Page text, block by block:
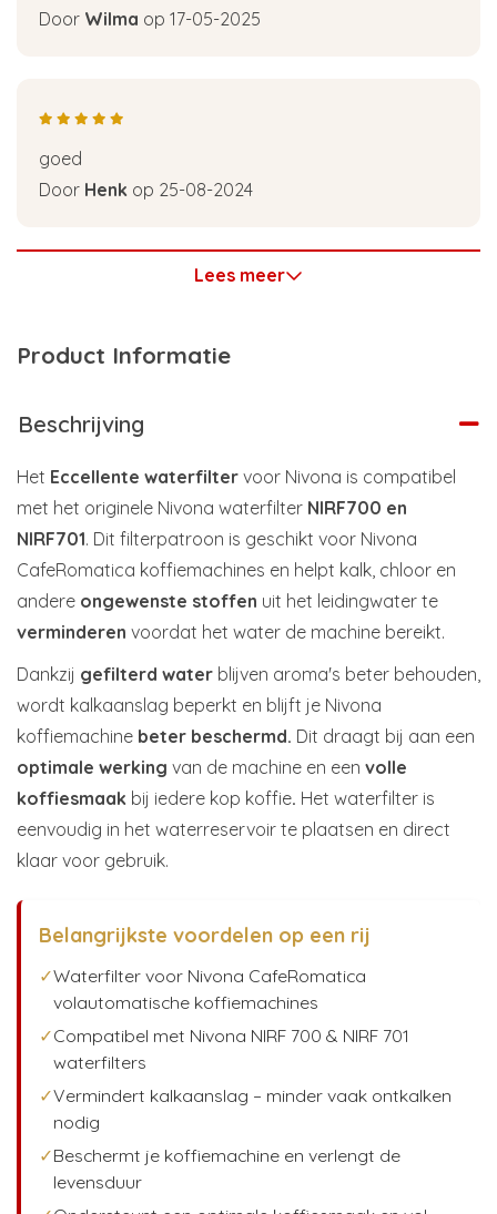
Door Wilma op 17-05-2025
goed
Door Henk op 25-08-2024
Lees meer
Product Informatie
Beschrijving
Het Eccellente waterfilter voor Nivona is compatibel
met het originele Nivona waterfilter NIRF700 en
NIRF701. Dit filterpatroon is geschikt voor Nivona
CafeRomatica koffiemachines en helpt kalk, chloor en
andere ongewenste stoffen uit het leidingwater te
verminderen voordat het water de machine bereikt.
Dankzij gefilterd water blijven aroma's beter behouden,
wordt kalkaanslag beperkt en blijft je Nivona
koffiemachine beter beschermd. Dit draagt bij aan een
optimale werking van de machine en een volle
koffiesmaak bij iedere kop koffie. Het waterfilter is
eenvoudig in het waterreservoir te plaatsen en direct
klaar voor gebruik.
Belangrijkste voordelen op een rij
✓Waterfilter voor Nivona CafeRomatica
volautomatische koffiemachines
✓Compatibel met Nivona NIRF 700 & NIRF 701
waterfilters
✓Vermindert kalkaanslag – minder vaak ontkalken
nodig
✓Beschermt je koffiemachine en verlengt de
levensduur